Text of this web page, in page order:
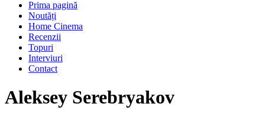
Prima pagină
Noutăți
Home Cinema
Recenzii
Topuri
Interviuri
Contact
Aleksey Serebryakov